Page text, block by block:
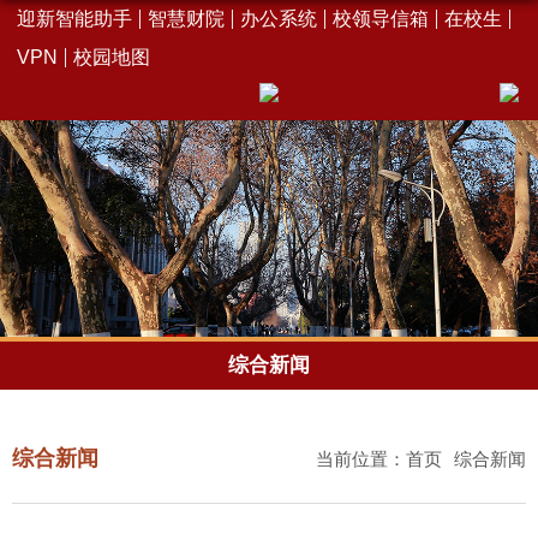
迎新智能助手 智慧财院 办公系统 校领导信箱
在校生
VPN
校园地图
综合新闻
当前位置： 首页 综合新闻
综合新闻